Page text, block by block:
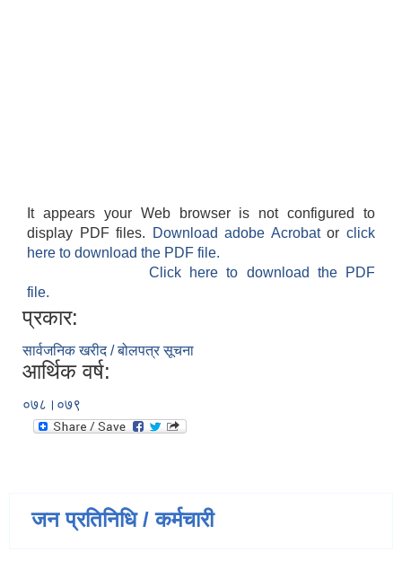
It appears your Web browser is not configured to
display PDF files.
Download adobe Acrobatorclick
here to download the PDF file.
Click here to download the PDF
file.
प्रकार:
सार्वजनिक खरीद / बोलपत्र सूचना
आर्थिक वर्ष:
०७८।०७९
जन प्रतिनिधि / कर्मचारी